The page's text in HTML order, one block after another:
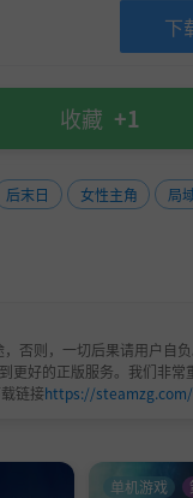
下
收藏 +1
后末日 女性主角 局
否则，一切后果请用户自
更好的正版服务。我们非常
链接https://
单机游戏